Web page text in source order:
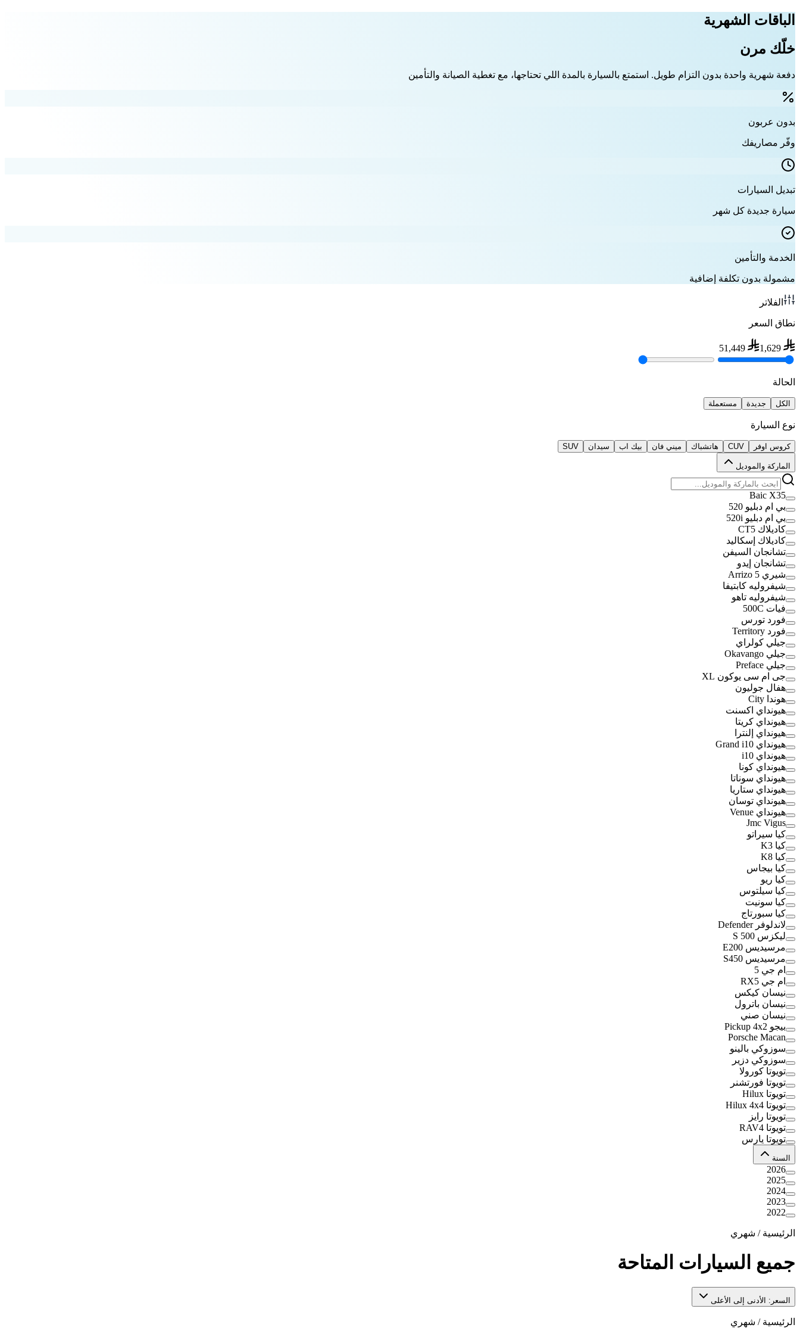
الباقات الشهرية
خلّك مرن
دفعة شهرية واحدة بدون التزام طويل. استمتع بالسيارة بالمدة اللي تحتاجها، مع تغطية الصيانة والتأمين
بدون عربون
وفّر مصاريفك
تبديل السيارات
سيارة جديدة كل شهر
الخدمة والتأمين
مشمولة بدون تكلفة إضافية
الفلاتر
نطاق السعر
1,629
51,449
الحالة
الكل جديدة مستعملة
نوع السيارة
كروس اوفر CUV هاتشباك ميني فان بيك اب سيدان SUV
الماركة والموديل
Baic X35
بي ام دبليو 520
بي ام دبليو 520i
كاديلاك CT5
كاديلاك إسكاليد
تشانجان السيفن
تشانجان إيدو
شيري Arrizo 5
شيفروليه كابتيفا
شيفروليه تاهو
فيات 500C
فورد تورس
فورد Territory
جيلي كولراي
جيلي Okavango
جيلي Preface
جى ام سى يوكون XL
هفال جوليون
هوندا City
هيونداي اكسنت
هيونداي كريتا
هيونداي إلنترا
هيونداي Grand i10
هيونداي i10
هيونداي كونا
هيونداي سوناتا
هيونداي ستاريا
هيونداي توسان
هيونداي Venue
Jmc Vigus
كيا سيراتو
كيا K3
كيا K8
كيا بيجاس
كيا ريو
كيا سيلتوس
كيا سونيت
كيا سبورتاج
لاندلوفر Defender
ليكزس S 500
مرسيديس E200
مرسيديس S450
ام جي 5
ام جي RX5
نيسان كيكس
نيسان باترول
نيسان صني
بيجو Pickup 4x2
Porsche Macan
سوزوكي بالينو
سوزوكي دزير
تويوتا كورولا
تويوتا فورتشنر
تويوتا Hilux
تويوتا Hilux 4x4
تويوتا رايز
تويوتا RAV4
تويوتا يارس
السنة
2026
2025
2024
2023
2022
الرئيسية / شهري
جميع السيارات المتاحة
السعر: الأدنى إلى الأعلى
الرئيسية / شهري